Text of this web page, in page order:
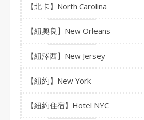
【北卡】North Carolina
【紐奧良】New Orleans
【紐澤西】New Jersey
【紐約】New York
【紐約住宿】Hotel NYC